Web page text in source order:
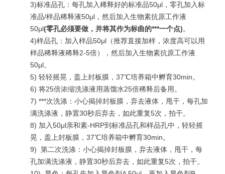
3)标准品孔：每孔加入稀释好的标准品50μl，零孔加入标
准品/样品稀释液50μl，然后加入生物素抗原工作液
50μl(零孔必须要做，并将其作为标曲的***一个点)。
4)样品孔：加入样品50μl（推荐直接加样，浓度高可以用
样品稀释液稀释2-5倍），然后加入生物素抗原工作液
50μl。
5) 轻轻摇晃，盖上封板膜，37℃培养箱中孵育30min。
6) 将25倍浓缩洗涤液用蒸馏水25倍稀释后备用。
7) ***次洗涤：小心揭掉封板膜，弃去液体，甩干，每孔加
满洗涤液，静置30秒后弃去，如此重复5次，拍干。
8) 加入50μl亲和素-HRP到标准品孔和样品孔中，轻轻摇
晃，盖上封板膜，37℃培养箱中孵育30min。
9) 第二次洗涤：小心揭掉封板膜，弃去液体，甩干，每
孔加满洗涤液，静置30秒后弃去，如此重复5次，拍干。